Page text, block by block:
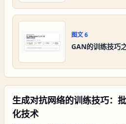
图文6
GAN的训练技巧
生成对抗网络的训练技巧：
化技术